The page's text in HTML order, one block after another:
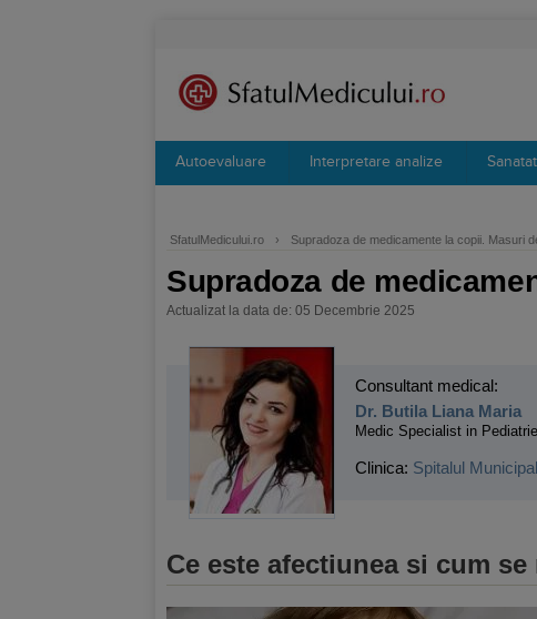
Autoevaluare Interpretare analize
SfatulMedicului.ro › Supradoza de medicamente la copii. Masuri
Supradoza de
Actualizat la data de: 05 Decembrie 2025
Consultant medical:
Dr. Butila Liana Maria
Medic Specialist in Pediatrie
Clinica: Spitalul
Ce este afectiunea si cum se